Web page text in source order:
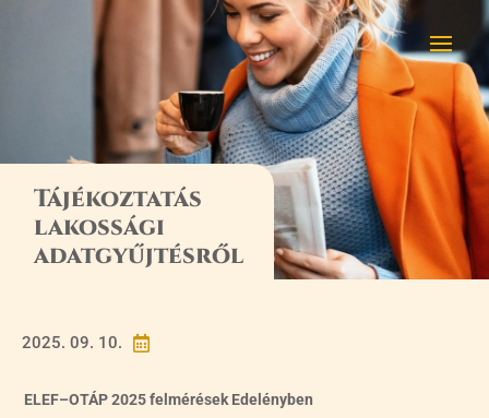
Tájékoztatás
lakossági
adatgyűjtésről

2025. 09. 10.
ELEF–OTÁP 2025 felmérések Edelényben